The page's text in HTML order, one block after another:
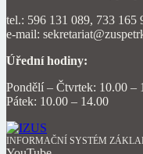
tel.: 596 131 089, 733 165
e-mail:
Úřední hodiny:
Pondělí – Čtvrtek: 10.00 –
Pátek: 10.00 – 14.00
INFORMAČNÍ SYSTÉM